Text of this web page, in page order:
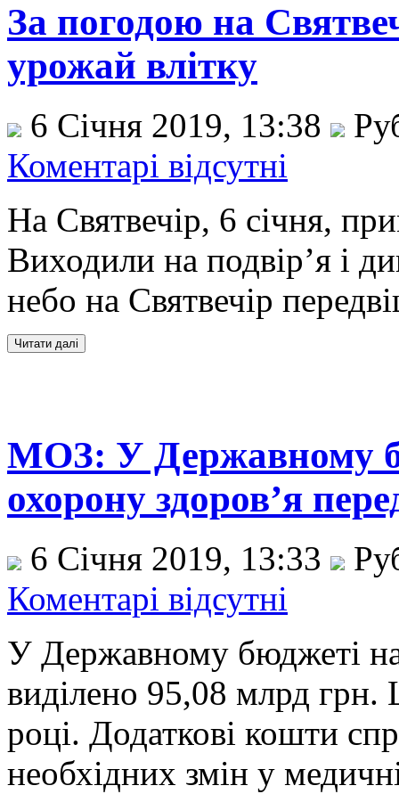
За погодою на
урожай влітку
6 Січня 2019, 13:38
Коментарі відсутні
На Святвечір, 6 січня,
Виходили на подвір’я і
небо на Святвечір
МОЗ: У Державному
охорону здоров’я
6 Січня 2019, 13:33
Коментарі відсутні
У Державному бюджеті
виділено 95,08 млрд
році. Додаткові кошти
необхідних змін у